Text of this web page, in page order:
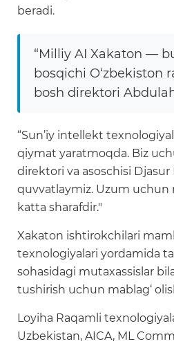
beradi.
“Milliy AI Xakaton —
bosqichi O‘zbekiston
bosh direktori
“Sun’iy intellekt
qiymat yaratmoqda. Biz
direktori va asoschisi Djasur
quvvatlaymiz. Uzum uchun
katta sharafdir."
Xakaton ishtirokchilari
texnologiyalari yordamida
sohasidagi mutaxassislar
tushirish uchun mablag‘
Loyiha Raqamli
Uzbekistan, AICA, ML